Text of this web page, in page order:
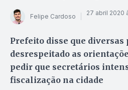
Felipe Cardoso 27 abril 2020
Prefeito disse que diversas
desrespeitado as
pedir que secretários
fiscalização na cidade